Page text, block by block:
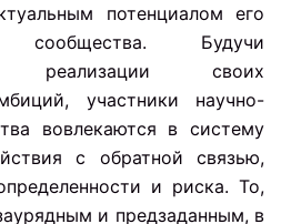
потенциалом его
сообщества. Будучи
своих
участники научно-
вовлекаются в систему
с обратной связью,
и риска. То,
и предзаданным, в